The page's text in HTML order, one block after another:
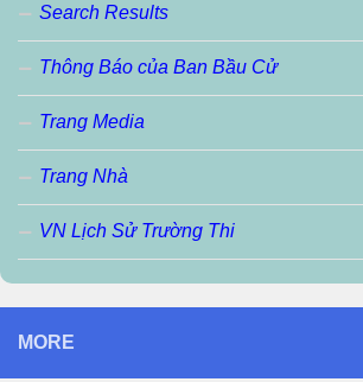
Search Results
Thông Báo của Ban Bầu Cử
Trang Media
Trang Nhà
VN Lịch Sử Trường Thi
MORE